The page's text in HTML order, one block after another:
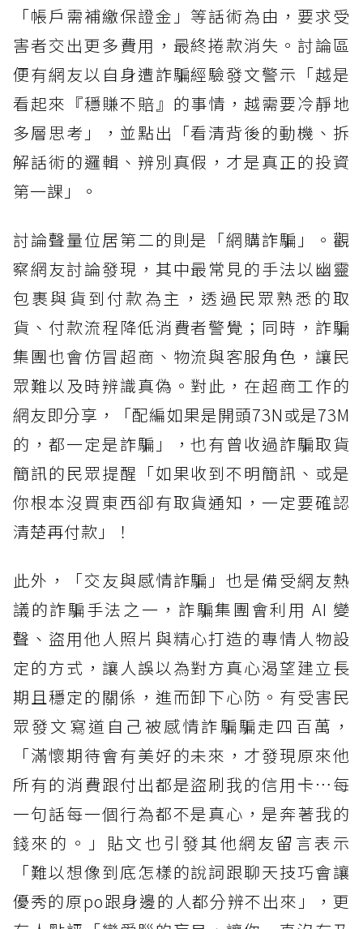
「帳戶需補繳保證金」等話術為由，要求受
害者交出更多費用，最終捲款消失。討論區
便有網友以自身遭詐騙經驗發文警示「越是
看起來『穩賺不賠』的事情，越需要冷靜地
多層思考」，並點出「看清背後的動機、拆
解話術的邏輯、辨別真假，才是真正的投資
第一課」。
討論聲量位居第二的則是「網購詐騙」。觀
察網友討論發現，其中最常見的手法以幽靈
包裹與貨到付款為主，透過民眾熟悉的取
貨、付款流程降低消費者警覺；同時，詐騙
集團也會仿冒超商、物流與客服角色，讓民
眾難以及時辨識真偽。對此，在超商工作的
網友即分享，「配編如果是開頭73N或是73M
的，都一定是詐騙」，也有曾收過詐騙取貨
簡訊的民眾提醒「如果收到不明簡訊、或是
你根本沒買東西卻有取貨通知，一定要確認
清楚再付款」！
此外，「交友與感情詐騙」也是備受網友熱
議的詐騙手法之一，詐騙集團會利用 AI 變
聲、盜用他人照片與精心打造的專情人物設
定的方式，讓人誤以為對方真心渴望建立長
期且穩定的關係，進而卸下心防。有受害民
眾發文寫道自己被感情詐騙騙走四百萬，
「滿懷期待會有美好的未來，才發現原來他
所有的消費跟付出都是盜刷我的信用卡…每
一句話每一個行為都不是真心，是奔著我的
錢來的。」貼文也引發其他網友留言表示
「難以想像到底怎樣的說詞跟聊天技巧會讓
優秀的原po跟身邊的人都分辨不出來」，更